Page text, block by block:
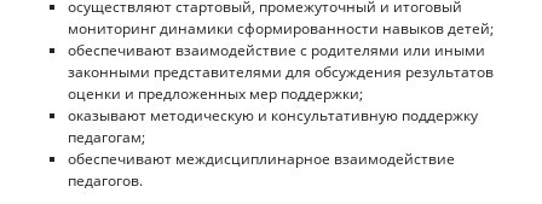
осуществляют стартовый, промежуточный и итоговый
мониторинг динамики сформированности навыков детей;
обеспечивают взаимодействие с родителями или иными
законными представителями для обсуждения результатов
оценки и предложенных мер поддержки;
оказывают методическую и консультативную поддержку
педагогам;
обеспечивают междисциплинарное взаимодействие
педагогов.